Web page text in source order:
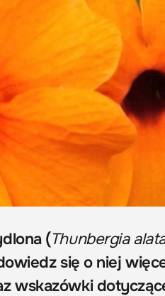
(Thunbergia
się o niej
wskazówki